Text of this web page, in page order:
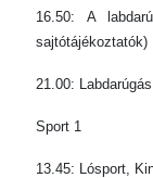
16.50: A
sajtótájékoztatók)
21.00:
Sport 1
13.45: Lósport,